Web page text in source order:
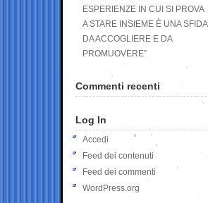
ESPERIENZE IN CUI SI PROVA
A STARE INSIEME È UNA SFIDA
DA ACCOGLIERE E DA
PROMUOVERE”
Commenti recenti
Log In
Accedi
Feed dei contenuti
Feed dei commenti
WordPress.org